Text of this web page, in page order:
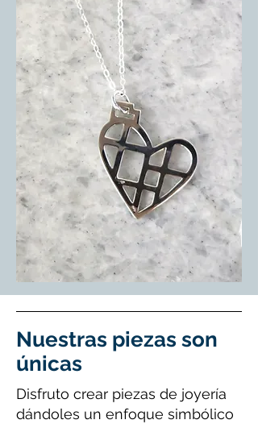
Nuestras piezas son
únicas
Disfruto crear piezas de joyería
dándoles un enfoque simbólico